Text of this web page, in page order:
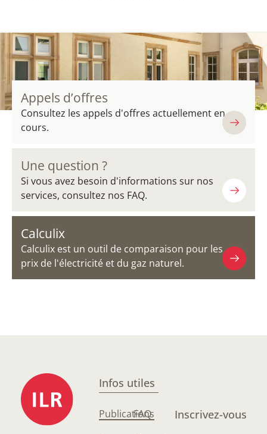
Appels d’offres
Consultez les appels d'offres actuellement en
cours.
Une question ?
Si vous avez besoin d'informations sur nos
services, consultez nos FAQ.
Calculix
Calculix est un outil de comparaison pour les
prix de l'électricité et du gaz naturel.
Infos utiles
Publications
FAQ Inscrivez-vous